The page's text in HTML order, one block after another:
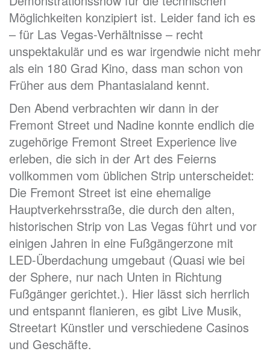
Möglichkeiten konzipiert ist. Leider fand ich es
– für Las Vegas-Verhältnisse – recht
unspektakulär und es war irgendwie nicht mehr
als ein 180 Grad Kino, dass man schon von
Früher aus dem Phantasialand kennt.
Den Abend verbrachten wir dann in der
Fremont Street und Nadine konnte endlich die
zugehörige Fremont Street Experience live
erleben, die sich in der Art des Feierns
vollkommen vom üblichen Strip unterscheidet:
Die Fremont Street ist eine ehemalige
Hauptverkehrsstraße, die durch den alten,
historischen Strip von Las Vegas führt und vor
einigen Jahren in eine Fußgängerzone mit
LED-Überdachung umgebaut (Quasi wie bei
der Sphere, nur nach Unten in Richtung
Fußgänger gerichtet.). Hier lässt sich herrlich
und entspannt flanieren, es gibt Live Musik,
Streetart Künstler und verschiedene Casinos
und Geschäfte.